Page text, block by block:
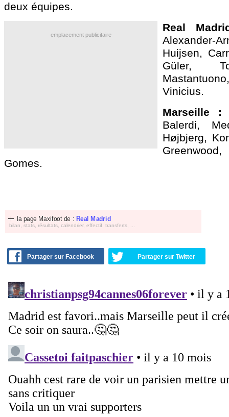
deux équipes.
emplacement publicitaire
Real
Alexander-
Huijsen,
Güler,
Vinicius.
Marseille
Balerdi,
Højbjerg,
Gomes.
la page Maxifoot de : Real Madrid
bilan, stats, résultats, calendrier, effectif, transferts, ...
Partager sur Facebook Partager sur Twitter